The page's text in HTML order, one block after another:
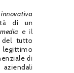
innovativa
di un
e il
tutto
di